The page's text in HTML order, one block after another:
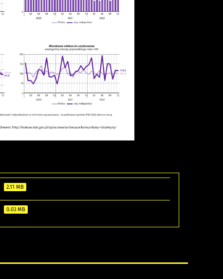
2.11 MB
0.03 MB